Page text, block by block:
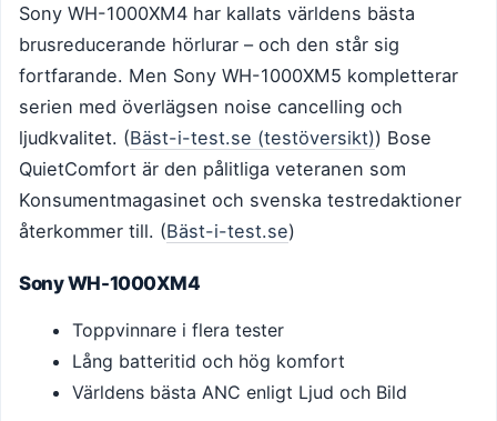
Sony WH-1000XM4 har kallats världens bästa
brusreducerande hörlurar – och den står sig
fortfarande. Men Sony WH-1000XM5 kompletterar
serien med överlägsen noise cancelling och
ljudkvalitet. (Bäst-i-test.se (testöversikt)) Bose
QuietComfort är den pålitliga veteranen som
Konsumentmagasinet och svenska testredaktioner
återkommer till. (Bäst-i-test.se)
Sony WH-1000XM4
Toppvinnare i flera tester
Lång batteritid och hög komfort
Världens bästa ANC enligt Ljud och Bild